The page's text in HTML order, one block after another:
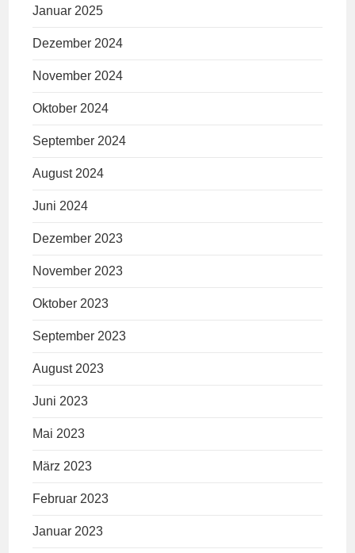
Januar 2025
Dezember 2024
November 2024
Oktober 2024
September 2024
August 2024
Juni 2024
Dezember 2023
November 2023
Oktober 2023
September 2023
August 2023
Juni 2023
Mai 2023
März 2023
Februar 2023
Januar 2023